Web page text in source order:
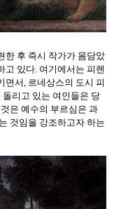
한 후 즉시 작가가 몸담았
고 있다 여기에서는 피렌
면서 르네상스의 도시 피
리고 있는 여인들은 당
은 예수의 부르심은 과
것임을 강조하고자 하는